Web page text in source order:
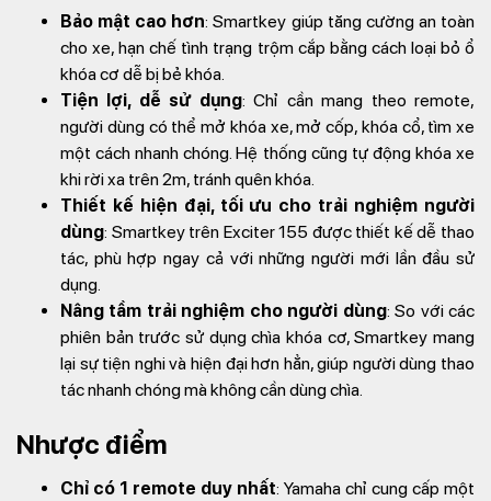
Bảo mật cao hơn: Smartkey giúp tăng cường an toàn
cho xe, hạn chế tình trạng trộm cắp bằng cách loại bỏ ổ
khóa cơ dễ bị bẻ khóa.
Tiện lợi, dễ sử dụng: Chỉ cần mang theo remote,
người dùng có thể mở khóa xe, mở cốp, khóa cổ, tìm xe
một cách nhanh chóng. Hệ thống cũng tự động khóa xe
khi rời xa trên 2m, tránh quên khóa.
Thiết kế hiện đại, tối ưu cho trải nghiệm người
dùng: Smartkey trên Exciter 155 được thiết kế dễ thao
tác, phù hợp ngay cả với những người mới lần đầu sử
dụng.
Nâng tầm trải nghiệm cho người dùng: So với các
phiên bản trước sử dụng chìa khóa cơ, Smartkey mang
lại sự tiện nghi và hiện đại hơn hẳn, giúp người dùng thao
tác nhanh chóng mà không cần dùng chìa.
Nhược điểm
Chỉ có 1 remote duy nhất: Yamaha chỉ cung cấp một